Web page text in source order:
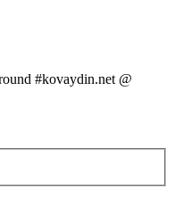
#kovaydin.net @